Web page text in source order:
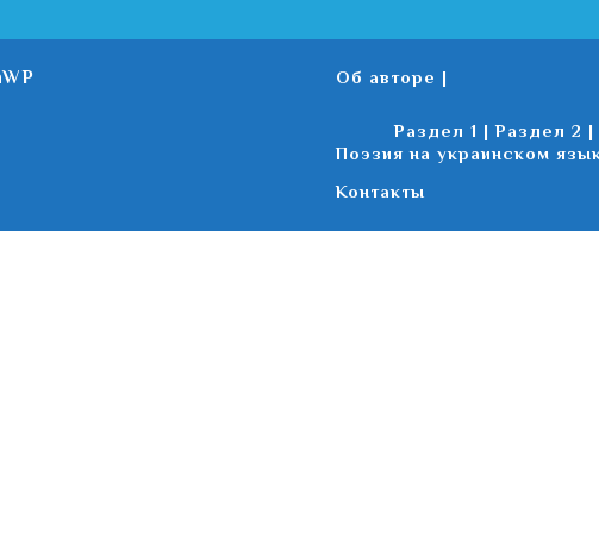
Об авторе
Раздел 1
Раздел 2
Поэзия на украинском
Контакты